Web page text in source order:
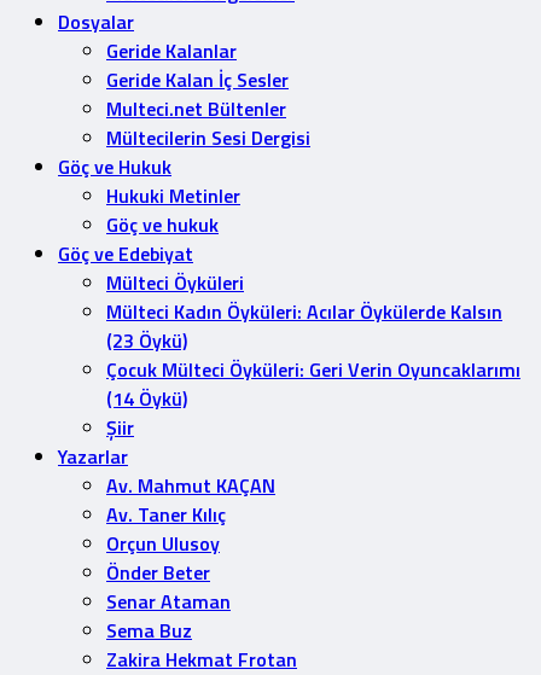
Dosyalar
Geride Kalanlar
Geride Kalan İç Sesler
Multeci.net Bültenler
Mültecilerin Sesi Dergisi
Göç ve Hukuk
Hukuki Metinler
Göç ve hukuk
Göç ve Edebiyat
Mülteci Öyküleri
Mülteci Kadın Öyküleri: Acılar Öykülerde Kalsın
(23 Öykü)
Çocuk Mülteci Öyküleri: Geri Verin Oyuncaklarımı
(14 Öykü)
Şiir
Yazarlar
Av. Mahmut KAÇAN
Av. Taner Kılıç
Orçun Ulusoy
Önder Beter
Senar Ataman
Sema Buz
Zakira Hekmat Frotan